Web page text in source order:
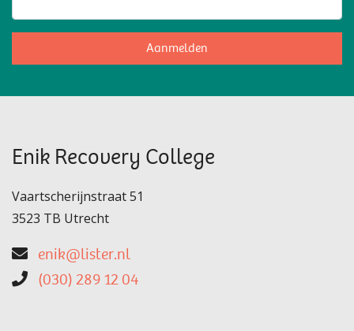
Aanmelden
Enik Recovery College
Vaartscherijnstraat 51
3523 TB Utrecht
enik@lister.nl
(030) 289 12 04